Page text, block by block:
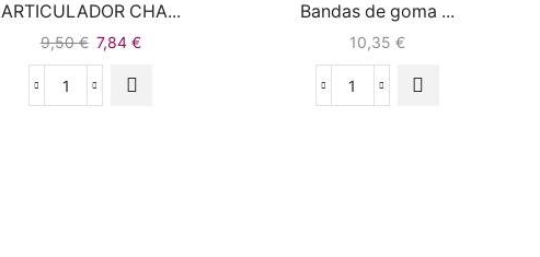
ARTICULADOR CHA...
9,50€ 7,84 €
Bandas de goma ...
10,35 €